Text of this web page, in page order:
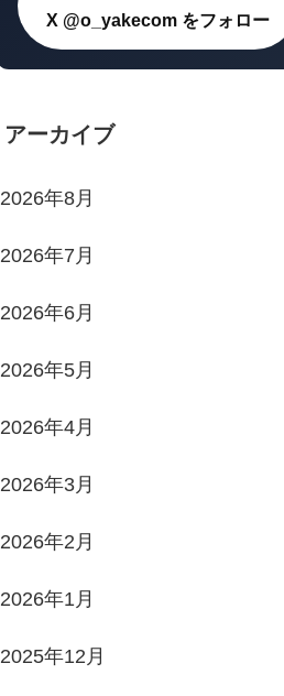
X @o_yakecom をフォロー
アーカイブ
2026年8月
2026年7月
2026年6月
2026年5月
2026年4月
2026年3月
2026年2月
2026年1月
2025年12月